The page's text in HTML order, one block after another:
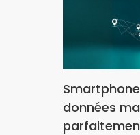
données